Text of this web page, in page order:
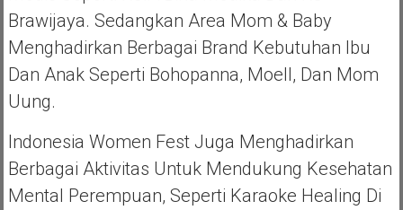
Brawijaya. Sedangkan Area Mom & Baby
Menghadirkan Berbagai Brand Kebutuhan Ibu
Dan Anak Seperti Bohopanna, Moell, Dan Mom
Uung.
Indonesia Women Fest Juga Menghadirkan
Berbagai Aktivitas Untuk Mendukung Kesehatan
Mental Perempuan, Seperti Karaoke Healing Di